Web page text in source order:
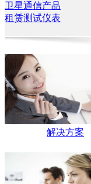
卫星通信产品
租赁测试仪表
解决方案